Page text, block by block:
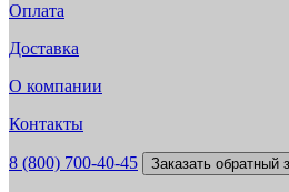
Оплата
Доставка
О компании
Контакты
8 (800) 700-40-45 Заказать обратный